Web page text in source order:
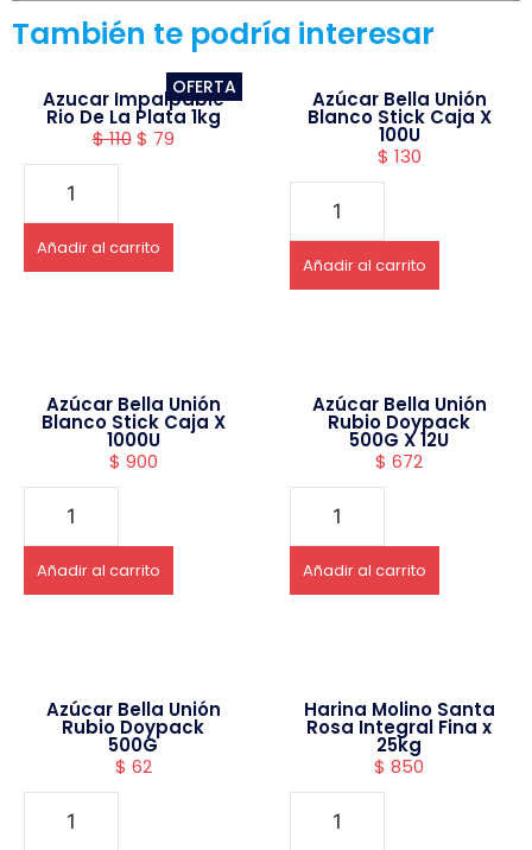
También te podría interesar
OFERTA
Azucar Impalpable
Rio De La Plata 1kg
$110 $ 79
Añadir al carrito
Azúcar Bella Unión
Blanco Stick Caja X
100U
$ 130
Añadir al carrito
Azúcar Bella Unión
Blanco Stick Caja X
1000U
$ 900
Añadir al carrito
Azúcar Bella Unión
Rubio Doypack
500G X 12U
$ 672
Añadir al carrito
Azúcar Bella Unión
Rubio Doypack
500G
$ 62
Harina Molino Santa
Rosa Integral Fina x
25kg
$ 850